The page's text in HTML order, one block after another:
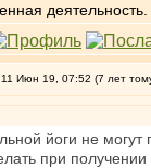
деятельность.
Июн 19, 07:52 (7 лет
йоги не
при